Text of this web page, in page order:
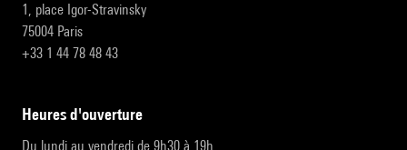
1, place Igor-Stravinsky
75004 Paris
+33 1 44 78 48 43
heures d'ouverture
Du lundi au vendredi de 9h30 à 19h